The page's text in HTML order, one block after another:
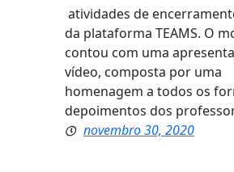
atividades de
da plataforma TEAMS. O
contou com uma
vídeo, composta por uma
homenagem a todos os
depoimentos dos
novembro 30, 2020